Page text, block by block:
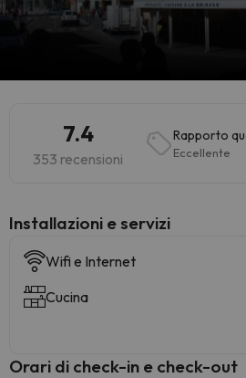
7.4
353 recensioni
Rapporto
Eccellente
Installazioni e servizi
Wifi e Internet
Cucina
Orari di check-in e check-out